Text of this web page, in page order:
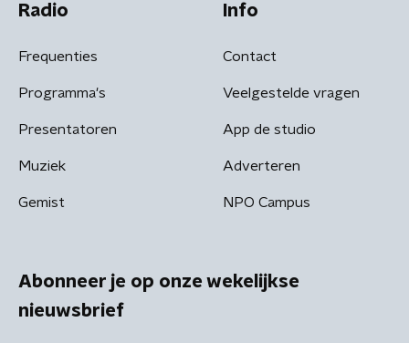
Radio
Frequenties
Programma's
Presentatoren
Muziek
Gemist
Info
Contact
Veelgestelde vragen
App de studio
Adverteren
NPO Campus
Abonneer je op onze wekelijkse
nieuwsbrief